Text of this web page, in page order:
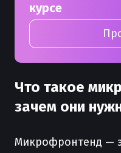
курсе
Что такое
зачем они
Микрофронтенд —